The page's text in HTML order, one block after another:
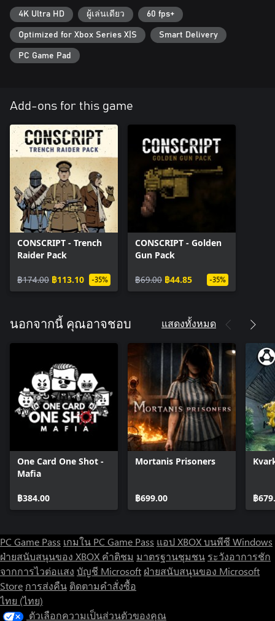
Navigate intricate level design that promotes item management
and route planning, whilst solving complex environmental
puzzles.
Distinct WW1 themed areas that intertwine and overlap.
4K Ultra HD ผู้เล่นเดียว 60 fps+
Optimized for Xbox Series X|S Smart Delivery
PC Game Pad
Add-ons for this game
CONSCRIPT - Trench
Raider Pack
฿174.00 ฿113.10 -35%
CONSCRIPT - Golden
Gun Pack
฿69.00 ฿44.85 -35%
นอกจากนี้ คุณอาจชอบ แสดงทั้งหมด
One Card One Shot -
Mafia
฿384.00
Mortanis Prisoners
฿699.00 ฿
PC Game Pass เกมใน PC Game Pass แอป XBOX บนพีซี Windows
ฝ่ายสนับสนุนของ XBOX คำติชม มาตรฐานชุมชน ระวังอาการชัก
จากการไวต่อแสง บัญชี Microsoft ฝ่ายสนับสนุนของ Microsoft
Store การส่งคืน ติดตามคำสั่งซื้อ
ไทย (ไทย)
ตัวเลือกความเป็นส่วนตัวของคุณ